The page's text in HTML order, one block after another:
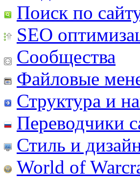
Поиск по
SEO
Сообщества
Файловые
Структура и
Переводчики
Стиль и
World of